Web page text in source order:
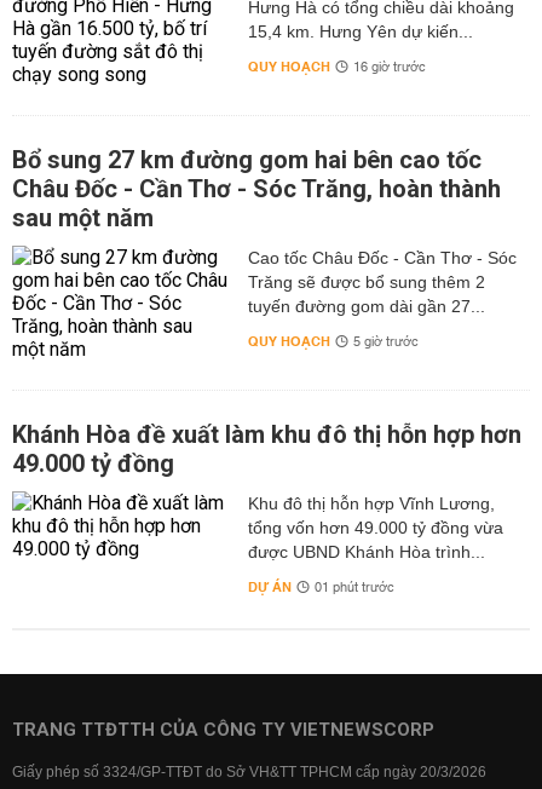
Hưng Hà có tổng chiều dài khoảng
15,4 km. Hưng Yên dự kiến...
QUY HOẠCH 16 giờ trước
Bổ sung 27 km đường gom hai bên cao tốc
Châu Đốc - Cần Thơ - Sóc Trăng, hoàn thành
sau một năm
Cao tốc Châu Đốc - Cần Thơ - Sóc
Trăng sẽ được bổ sung thêm 2
tuyến đường gom dài gần 27...
QUY HOẠCH 5 giờ trước
Khánh Hòa đề xuất làm khu đô thị hỗn hợp hơn
49.000 tỷ đồng
Khu đô thị hỗn hợp Vĩnh Lương,
tổng vốn hơn 49.000 tỷ đồng vừa
được UBND Khánh Hòa trình...
DỰ ÁN 01 phút trước
TRANG TTĐTTH CỦA CÔNG TY VIETNEWSCORP
Giấy phép số 3324/GP-TTĐT do Sở VH&TT TPHCM cấp ngày 20/3/2026